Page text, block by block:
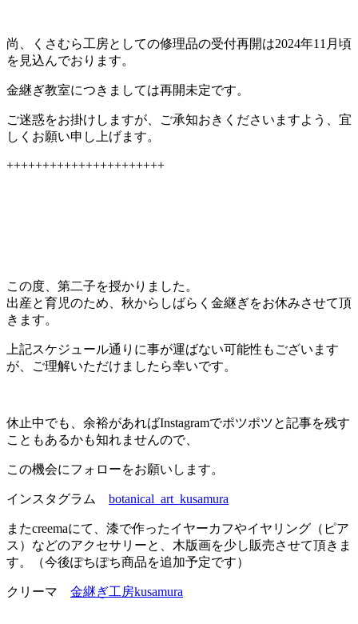
尚、くさむら工房としての修理品の受付再開は2024年11月頃
を見込んでおります。
金継ぎ教室につきましては再開未定です。
ご迷惑をお掛けしますが、ご承知おきくださいますよう、宜
しくお願い申し上げます。
++++++++++++++++++++++
この度、第二子を授かりました。
出産と育児のため、秋からしばらく金継ぎをお休みさせて頂
きます。
上記スケジュール通りに事が運ばない可能性もございます
が、ご理解いただけましたら幸いです。
休止中でも、余裕があればInstagramでポツポツと記事を残す
こともあるかも知れませんので、
この機会にフォローをお願いします。
インスタグラム botanical_art_kusamura
またcreemaにて、漆で作ったイヤーカフやイヤリング（ピア
ス）などのアクセサリーと、木版画を少し販売させて頂きま
す。（今後ぽちぽち商品を追加予定です）
クリーマ 金継ぎ工房kusamura